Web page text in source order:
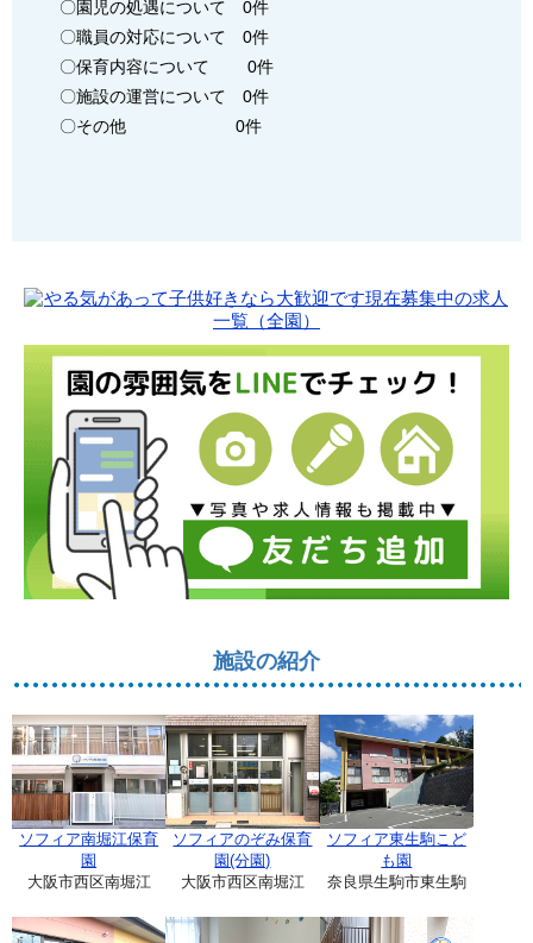
〇園児の処遇について 0件
〇職員の対応について 0件
〇保育内容について 0件
〇施設の運営について 0件
〇その他 0件
施設の紹介
ソフィア南堀江保育
園
大阪市西区南堀江
ソフィアのぞみ保育
園(分園)
大阪市西区南堀江
ソフィア東生駒こど
も園
奈良県生駒市東生駒